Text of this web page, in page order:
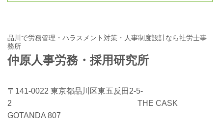
品川で労務管理・ハラスメント対策・人事制度設計なら社労士事
務所
仲原人事労務・採用研究所
〒141-0022 東京都品川区東五反田2-5-
2 THE CASK
GOTANDA 807